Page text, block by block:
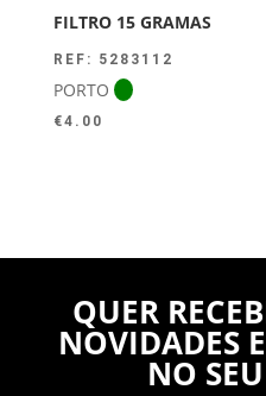
FILTRO 15 GRAMAS
REF: 5283112
PORTO
€4.00
QUER
NOVIDADES
NO